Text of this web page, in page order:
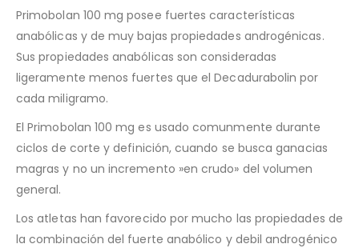
Primobolan 100 mg posee fuertes características
anabólicas y de muy bajas propiedades androgénicas.
Sus propiedades anabólicas son consideradas
ligeramente menos fuertes que el Decadurabolin por
cada miligramo.
El Primobolan 100 mg es usado comunmente durante
ciclos de corte y definición, cuando se busca ganacias
magras y no un incremento »en crudo» del volumen
general.
Los atletas han favorecido por mucho las propiedades de
la combinación del fuerte anabólico y debil androgénico